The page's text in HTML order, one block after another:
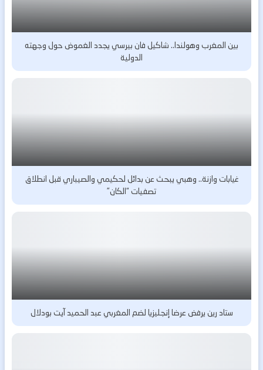
بين المغرب وهولندا.. شاكيل فان بيرسي يجدد الغموض حول وجهته
الدولية
غيابات وازنة.. وهبي يبحث عن بدائل لحكيمي والصيباري قبل انطلاق
تصفيات “الكان”
ستاد رين يرفض عرضا إنجليزيا لضم المغربي عبد الحميد آيت بودلال